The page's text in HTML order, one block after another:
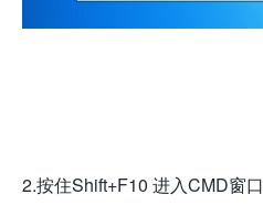
2.按住Shift+F10 进入CMD窗口